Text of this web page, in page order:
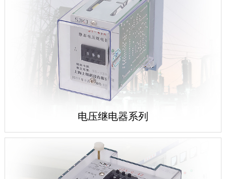
电压继电器系列